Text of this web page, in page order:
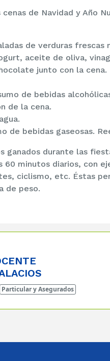
de Navidad y Año
de verduras
aceite de oliva,
junto con la
de bebidas
de la cena.
de bebidas gaseosas.
ganados durante las
minutos diarios, con
ciclismo, etc. Éstas
de peso.
Particular y Asegurados